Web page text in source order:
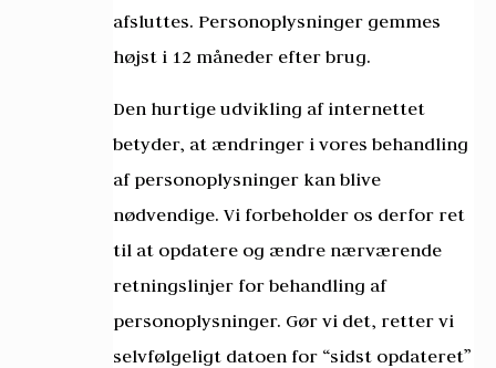
afsluttes. Personoplysninger gemmes
højst i 12 måneder efter brug.
Den hurtige udvikling af internettet
betyder, at ændringer i vores behandling
af personoplysninger kan blive
nødvendige. Vi forbeholder os derfor ret
til at opdatere og ændre nærværende
retningslinjer for behandling af
personoplysninger. Gør vi det, retter vi
selvfølgeligt datoen for “sidst opdateret”